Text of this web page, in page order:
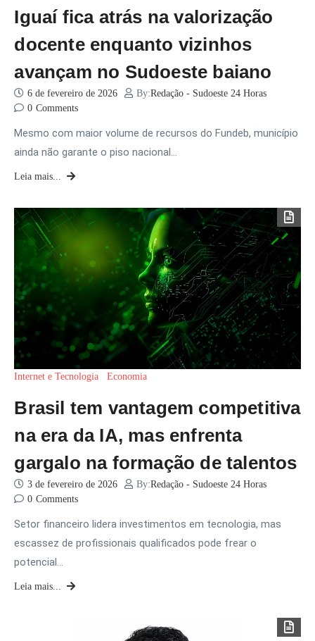
Iguaí fica atrás na valorização
docente enquanto vizinhos
avançam no Sudoeste baiano
6 de fevereiro de 2026 By:Redação - Sudoeste 24 Horas
0 Comments
Mesmo com maior volume de recursos do Fundeb, município
ainda não garante o piso nacional…
Leia mais...
Internet e Tecnologia Economia
Brasil tem vantagem competitiva
na era da IA, mas enfrenta
gargalo na formação de talentos
3 de fevereiro de 2026 By:Redação - Sudoeste 24 Horas
0 Comments
Setor financeiro lidera investimentos em tecnologia, mas
escassez de profissionais qualificados pode frear o
potencial…
Leia mais...